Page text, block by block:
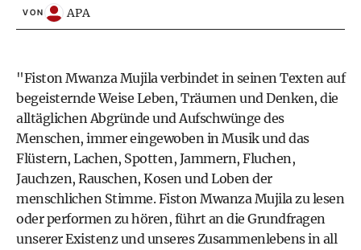
VON APA
"Fiston Mwanza Mujila verbindet in seinen Texten auf
begeisternde Weise Leben, Träumen und Denken, die
alltäglichen Abgründe und Aufschwünge des
Menschen, immer eingewoben in Musik und das
Flüstern, Lachen, Spotten, Jammern, Fluchen,
Jauchzen, Rauschen, Kosen und Loben der
menschlichen Stimme. Fiston Mwanza Mujila zu lesen
oder performen zu hören, führt an die Grundfragen
unserer Existenz und unseres Zusammenlebens in all